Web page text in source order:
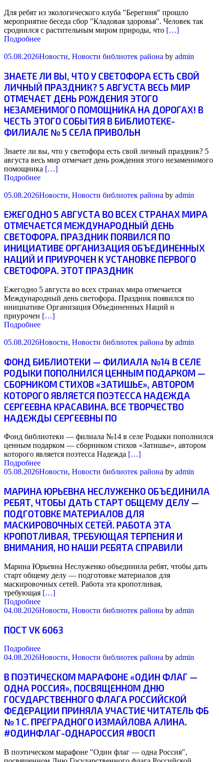
Для ребят из экологического клуба "Берегиня" прошло
мероприятие беседа сбор "Кладовая здоровья". Человек так
сроднился с растительным миром природы, что […]
Подробнее
05.08.2026Новости, Новости библиотек района by admin
ЗНАЕТЕ ЛИ ВЫ, ЧТО У СВЕТОФОРА ЕСТЬ СВОЙ
ЛИЧНЫЙ ПРАЗДНИК? 5 АВГУСТА ВЕСЬ МИР
ОТМЕЧАЕТ ДЕНЬ РОЖДЕНИЯ ЭТОГО
НЕЗАМЕНИМОГО ПОМОЩНИКА НА ДОРОГАХ! В
ЧЕСТЬ ЭТОГО СОБЫТИЯ В БИБЛИОТЕКЕ-
ФИЛИАЛЕ № 5 СЕЛА ПРИВОЛЬН
Знаете ли вы, что у светофора есть свой личный праздник? 5
августа весь мир отмечает день рождения этого незаменимого
помощника […]
Подробнее
05.08.2026Новости, Новости библиотек района by admin
ЕЖЕГОДНО 5 АВГУСТА ВО ВСЕХ СТРАНАХ МИРА
ОТМЕЧАЕТСЯ МЕЖДУНАРОДНЫЙ ДЕНЬ
СВЕТОФОРА. ПРАЗДНИК ПОЯВИЛСЯ ПО
ИНИЦИАТИВЕ ОРГАНИЗАЦИЯ ОБЪЕДИНЕННЫХ
НАЦИЙ И ПРИУРОЧЕН К УСТАНОВКЕ ПЕРВОГО
СВЕТОФОРА. ЭТОТ ПРАЗДНИК
Ежегодно 5 августа во всех странах мира отмечается
Международный день светофора. Праздник появился по
инициативе Организация Объединенных Наций и
приурочен […]
Подробнее
05.08.2026Новости, Новости библиотек района by admin
ФОНД БИБЛИОТЕКИ — ФИЛИАЛА №14 В СЕЛЕ
РОДЫКИ ПОПОЛНИЛСЯ ЦЕННЫМ ПОДАРКОМ —
СБОРНИКОМ СТИХОВ «ЗАТИШЬЕ», АВТОРОМ
КОТОРОГО ЯВЛЯЕТСЯ ПОЭТЕССА НАДЕЖДА
СЕРГЕЕВНА КРАСАВИНА. ВСЕ ТВОРЧЕСТВО
НАДЕЖДЫ СЕРГЕЕВНЫ ПО
Фонд библиотеки — филиала №14 в селе Родыки пополнился
ценным подарком — сборником стихов «Затишье», автором
которого является поэтесса Надежда […]
Подробнее
05.08.2026Новости, Новости библиотек района by admin
МАРИНА ЮРЬЕВНА НЕСЛУЖЕНКО ОБЪЕДИНИЛА
РЕБЯТ, ЧТОБЫ ДАТЬ СТАРТ ОБЩЕМУ ДЕЛУ —
ПОДГОТОВКЕ МАТЕРИАЛОВ ДЛЯ
МАСКИРОВОЧНЫХ СЕТЕЙ. РАБОТА ЭТА
КРОПОТЛИВАЯ, ТРЕБУЮЩАЯ ТЕРПЕНИЯ И
ВНИМАНИЯ, НО НАШИ РЕБЯТА СПРАВИЛИ
Марина Юрьевна Неслуженко объединила ребят, чтобы дать
старт общему делу — подготовке материалов для
маскировочных сетей. Работа эта кропотливая,
требующая […]
Подробнее
04.08.2026Новости, Новости библиотек района by admin
ПОСТ VK 6063
Подробнее
04.08.2026Новости, Новости библиотек района by admin
В ПОЭТИЧЕСКОМ МАРАФОНЕ «ОДИН ФЛАГ —
ОДНА РОССИЯ», ПОСВЯЩЕННОМ ДНЮ
ГОСУДАРСТВЕННОГО ФЛАГА РОССИЙСКОЙ
ФЕДЕРАЦИИ ПРИНЯЛА УЧАСТИЕ ЧИТАТЕЛЬ ФБ
№ 1 С. ПРЕГРАДНОГО ИЗМАЙЛОВА АЛИНА.
#ОДИНФЛАГ-ОДНАРОССИЯ #ВОСП
В поэтическом марафоне "Один флаг — одна Россия",